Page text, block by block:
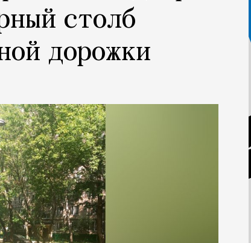
столб
дорожки